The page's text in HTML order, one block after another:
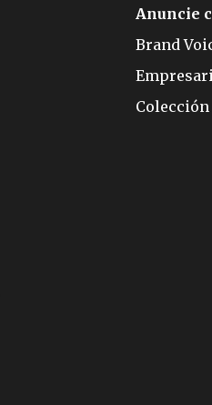
Anuncie
Brand
Colección